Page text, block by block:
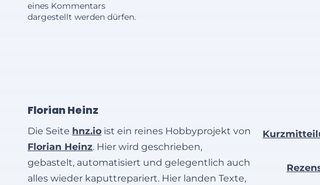
eines Kommentars
dargestellt werden dürfen.
Florian Heinz
Die Seite hnz.io ist ein reines Hobbyprojekt von
Florian Heinz. Hier wird geschrieben,
gebastelt, automatisiert und gelegentlich auch
alles wieder kaputtrepariert. Hier landen Texte,